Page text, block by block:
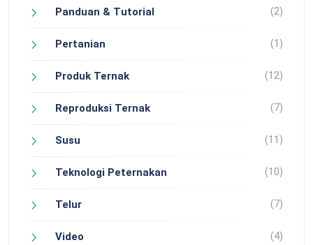
Panduan & Tutorial (2)
Pertanian (1)
Produk Ternak (12)
Reproduksi Ternak (7)
Susu (11)
Teknologi Peternakan (10)
Telur (7)
Video (4)